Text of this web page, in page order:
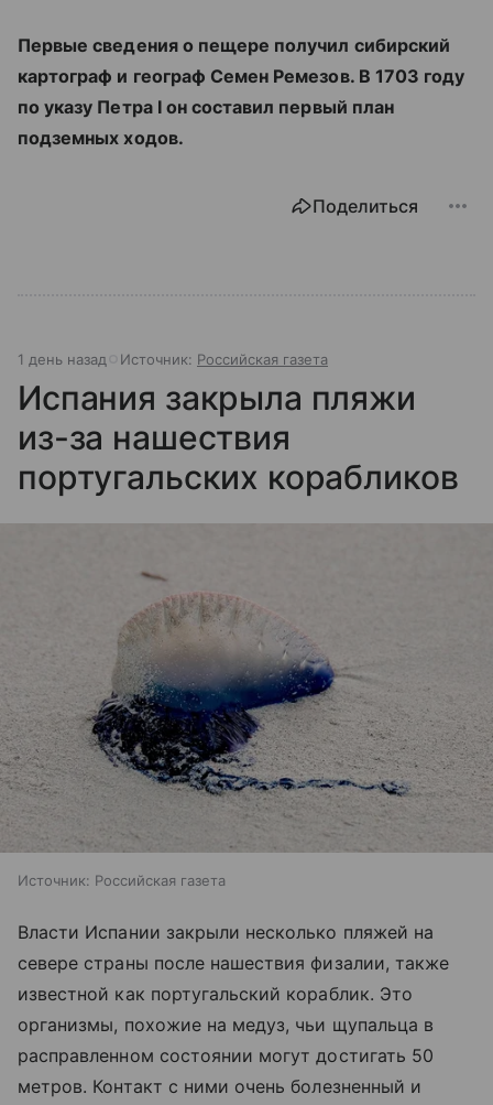
Первые сведения о пещере получил сибирский
картограф и географ Семен Ремезов. В 1703 году
по указу Петра I он составил первый план
подземных ходов.
Поделиться
1 день назад Источник: Российская газета
Испания закрыла пляжи
из-за нашествия
португальских корабликов
Источник: Российская газета
Власти Испании закрыли несколько пляжей на
севере страны после нашествия физалии, также
известной как португальский кораблик. Это
организмы, похожие на медуз, чьи щупальца в
расправленном состоянии могут достигать 50
метров. Контакт с ними очень болезненный и